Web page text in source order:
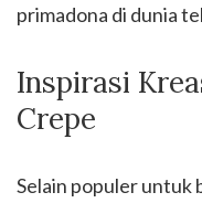
primadona di dunia
Inspirasi
Crepe
Selain populer untuk